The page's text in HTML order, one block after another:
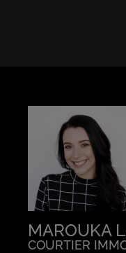
MAROUKA
COURTIER